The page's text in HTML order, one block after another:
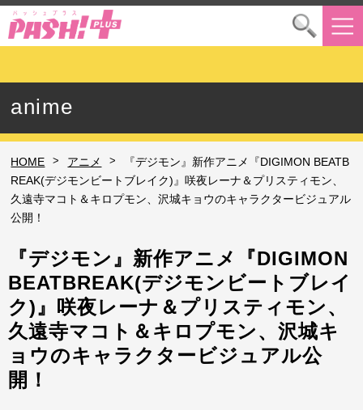
anime
HOME > アニメ >
『デジモン』新作アニメ『DIGIMON BEATB
REAK(デジモンビートブレイク)』咲夜レーナ＆プリスティモン、
久遠寺マコト＆キロプモン、沢城キョウのキャラクタービジュアル
公開！
『デジモン』新作アニメ『DIGIMON
BEATBREAK(デジモンビートブレイ
ク)』咲夜レーナ＆プリスティモン、
久遠寺マコト＆キロプモン、沢城キ
ョウのキャラクタービジュアル公
開！